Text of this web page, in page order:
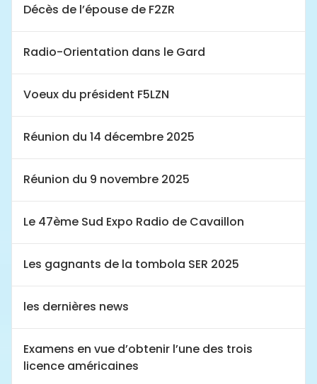
Décès de l’épouse de F2ZR
Radio-Orientation dans le Gard
Voeux du président F5LZN
Réunion du 14 décembre 2025
Réunion du 9 novembre 2025
Le 47ème Sud Expo Radio de Cavaillon
Les gagnants de la tombola SER 2025
les dernières news
Examens en vue d’obtenir l’une des trois
licence américaines